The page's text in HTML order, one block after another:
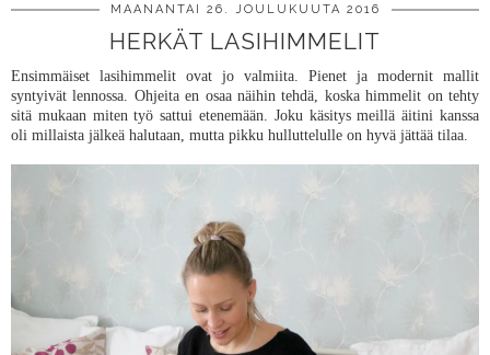
MAANANTAI 26. JOULUKUUTA 2016
HERKÄT LASIHIMMELIT
Ensimmäiset lasihimmelit ovat jo valmiita. Pienet ja modernit mallit
syntyivät lennossa. Ohjeita en osaa näihin tehdä, koska himmelit on tehty
sitä mukaan miten työ sattui etenemään. Joku käsitys meillä äitini kanssa
oli millaista jälkeä halutaan, mutta pikku hulluttelulle on hyvä jättää tilaa.